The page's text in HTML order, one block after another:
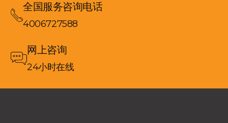
全国服务咨询电话
4006727588
网上咨询
24小时在线